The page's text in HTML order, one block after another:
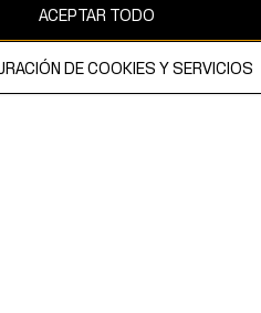
ACEPTAR TODO
DE COOKIES Y SERVICIOS